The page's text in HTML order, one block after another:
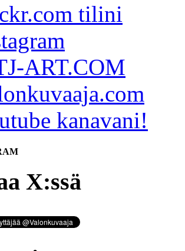
tilini
ART.COM
kanavani!
X:ssä